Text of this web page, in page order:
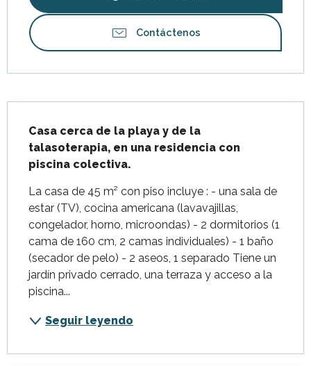
Contáctenos
Casa cerca de la playa y de la
talasoterapia, en una residencia con
piscina colectiva.
La casa de 45 m² con piso incluye : - una sala de
estar (TV), cocina americana (lavavajillas,
congelador, horno, microondas) - 2 dormitorios (1
cama de 160 cm, 2 camas individuales) - 1 baño
(secador de pelo) - 2 aseos, 1 separado Tiene un
jardín privado cerrado, una terraza y acceso a la
piscina...
Seguir leyendo